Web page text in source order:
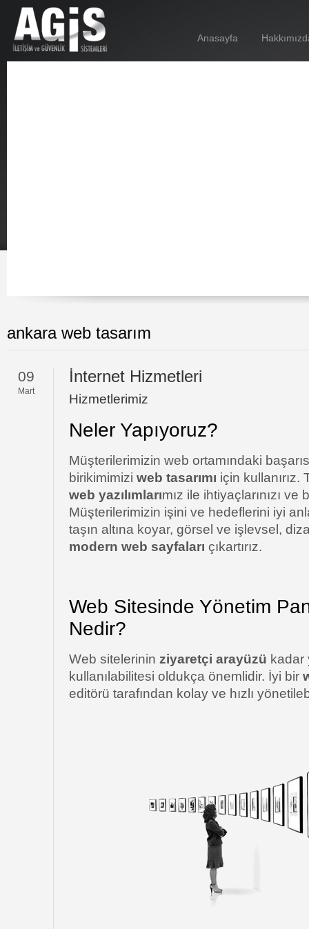
Anasayfa
ankara web tasarım
09
Mart
İnternet Hizmetleri
Hizmetlerimiz
Neler Yapıyoruz?
Müşterilerimizin web ortamındaki
birikimimizi web tasarımı için kullanırız.
web yazılımlarımız ile ihtiyaçlarınızı
Müşterilerimizin işini ve hedeflerini iyi
taşın altına koyar, görsel ve işlevsel,
modern web sayfaları çıkartırız.
Web Sitesinde Yönetim
Nedir?
Web sitelerinin ziyaretçi arayüzü kadar
kullanılabilitesi oldukça önemlidir. İyi bir
editörü tarafından kolay ve hızlı